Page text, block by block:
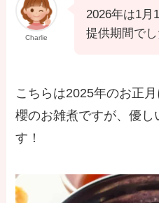
Charlie
2026年は1月
提供期間で
こちらは2025年のお正
櫻のお雑煮ですが、優
す！